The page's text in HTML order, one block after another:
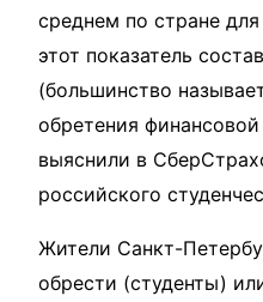
среднем по стране
этот показатель
(большинство
обретения
выяснили в
российского
Жители Санкт-
обрести (студенты)